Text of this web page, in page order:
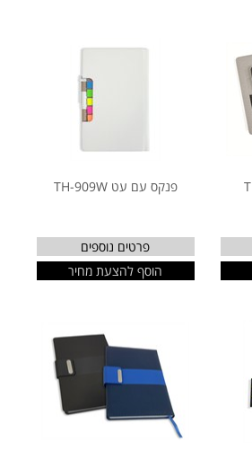
פנקס עם עט TH-909W
פרטים נוספים
הוסף להצעת מחיר